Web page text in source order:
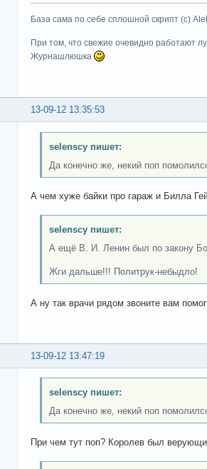
База сама по себе сплошной скрипт (с)
При том, что свежие очевидно работают
Журнашлюшка
13-09-12 13:35:53
selenscy пишет:
Да конечно же, некий поп
А чем хуже байки про гараж и Билла
selenscy пишет:
А ещё В. И. Ленин был по закону
Жги дальше!!! Политрук-небыдло!
А ну так врачи рядом звоните вам
13-09-12 13:47:19
selenscy пишет:
Да конечно же, некий поп
При чем тут поп? Королев был